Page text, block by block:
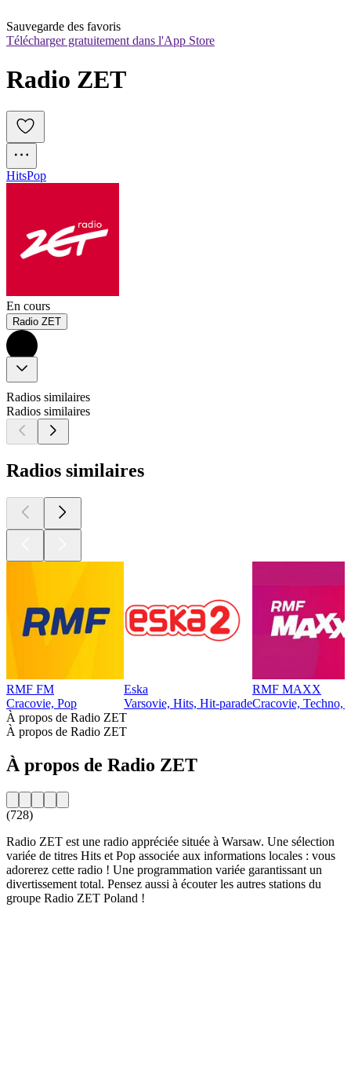
Sauvegarde des favoris
Télécharger gratuitement dans l'App Store
Radio ZET
HitsPop
En cours
Radio ZET
Radios similaires
Radios similaires
Radios similaires
RMF FM
Cracovie, Pop
Eska
Varsovie, Hits, Hit-parade
RMF MAXX
Cracovie, Techno,
À propos de Radio ZET
À propos de Radio ZET
À propos de Radio ZET
(728)
Radio ZET est une radio appréciée située à Warsaw. Une sélection
variée de titres Hits et Pop associée aux informations locales : vous
adorerez cette radio ! Une programmation variée garantissant un
divertissement total. Pensez aussi à écouter les autres stations du
groupe Radio ZET Poland !